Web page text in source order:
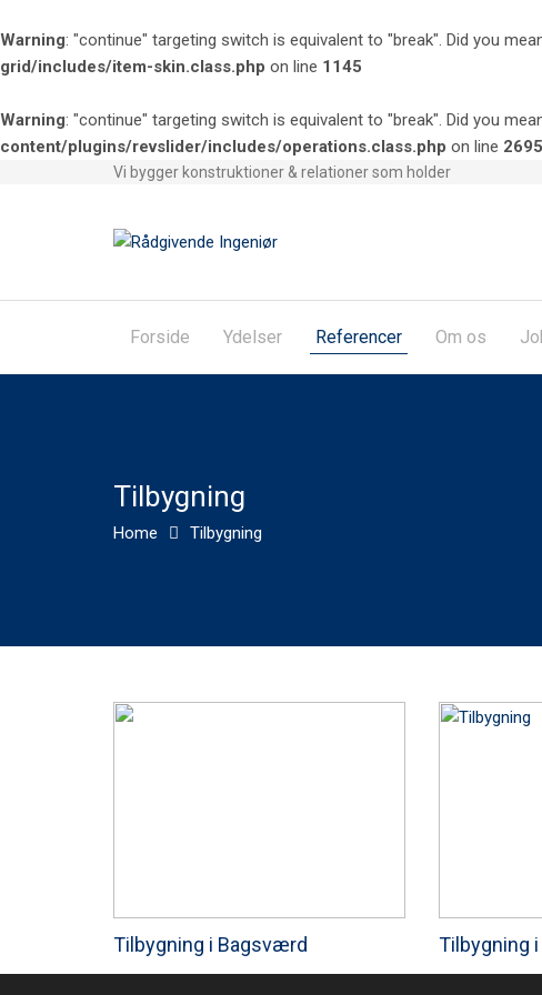
Warning: "continue" targeting switch is equivalent to "break". Did you
grid/includes/item-skin.class.php on line 1145
Warning: "continue" targeting switch is equivalent to "break". Did you
content/plugins/revslider/includes/operations.class.php on line 2695
Vi bygger konstruktioner & relationer som holder
Forside Ydelser Referencer Om os
Tilbygning
Home Tilbygning
Tilbygning i Bagsværd Tilbygning